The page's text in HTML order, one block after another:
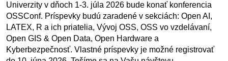
Univerzity v dňoch 1-3. júla 2026 bude konať konferencia
OSSConf. Príspevky budú zaradené v sekciách: Open AI,
LATEX, R a ich priatelia, Vývoj OSS, OSS vo vzdelávaní,
Open GIS & Open Data, Open Hardware a
Kyberbezpečnosť. Vlastné príspevky je možné registrovať